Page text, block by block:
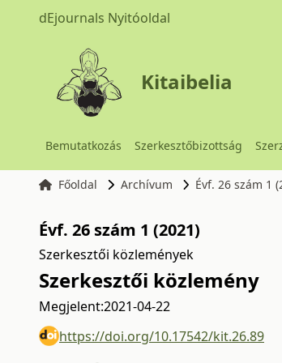
dEjournals Nyitóoldal
Kitaibelia
Bemutatkozás Szerkesztőbizottság
Főoldal Archívum Évf. 26 szám 1
Évf. 26 szám 1 (2021)
Szerkesztői közlemények
Szerkesztői közlemény
Megjelent:2021-04-22
https://doi.org/10.17542/kit.26.89